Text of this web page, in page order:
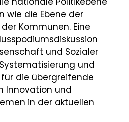
wie die Ebene der
Kommunen. Eine
und Sozialer
und
die übergreifende
Innovation und
in der aktuellen